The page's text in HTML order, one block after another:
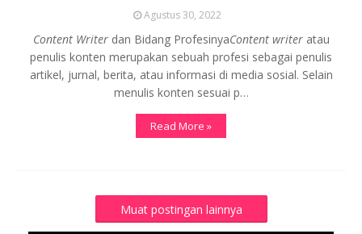
Agustus 30, 2022
Content Writerdan Bidang ProfesinyaContent writeratau
penulis konten merupakan sebuah profesi sebagai penulis
artikel, jurnal, berita, atau informasi di media sosial. Selain
menulis konten sesuai p…
Read More »
Muat postingan lainnya